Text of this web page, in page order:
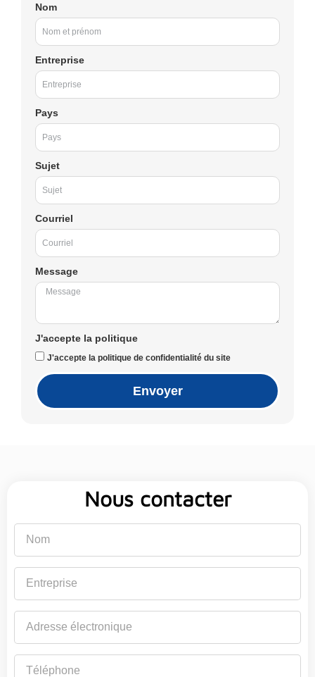
Nom
Entreprise
Pays
Sujet
Courriel
Message
J'accepte la politique
J'accepte la politique de confidentialité du site
Envoyer
Nous contacter
électronique